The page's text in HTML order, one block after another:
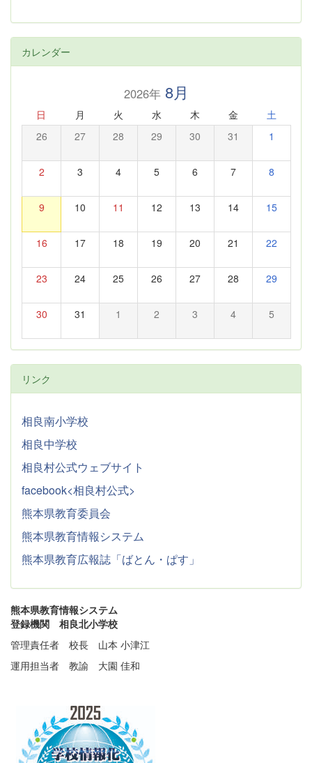
カレンダー
2026年8月
日 月 火 水 木 金 土
26 27 28 29 30 31 1
2 3 4 5 6 7 8
9 10 11 12 13 14 15
16 17 18 19 20 21 22
23 24 25 26 27 28 29
30 31 1 2 3 4 5
リンク
相良南小学校
相良中学校
相良村公式ウェブサイト
facebook<相良村公式>
熊本県教育委員会
熊本県教育情報システム
熊本県教育広報誌「ばとん・ぱす」
熊本県教育情報システム
登録機関 相良北小学校
管理責任者 校長 山本 小津江
運用担当者 教諭 大園 佳和